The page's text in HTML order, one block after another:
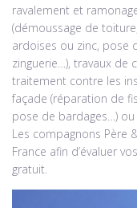
ravalement et
(démoussage de
ardoises ou zinc, pose
zinguerie…), travaux de
traitement contre les
façade (réparation de
pose de bardages…)
Les compagnons Père
France afin d’évaluer
gratuit.